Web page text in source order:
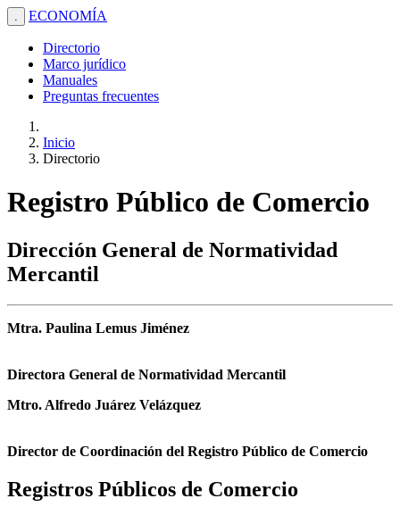
. ECONOMÍA
Directorio
Marco jurídico
Manuales
Preguntas frecuentes
Inicio
Directorio
Registro Público de Comercio
Dirección General de Normatividad
Mercantil
Mtra. Paulina Lemus Jiménez
Directora General de Normatividad Mercantil
Mtro. Alfredo Juárez Velázquez
Director de Coordinación del Registro Público de Comercio
Registros Públicos de Comercio